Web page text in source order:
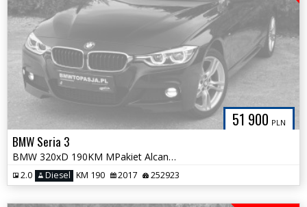
51 900 PLN
BMW Seria 3
BMW 320xD 190KM MPakiet Alcantara FULL LED Pełny Serwis ASO Śliczna
2.0 Diesel KM 190 2017 252923